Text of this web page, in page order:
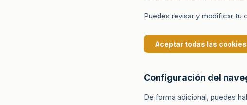
Puedes revisar y modificar tu
Aceptar todas las cookies
Configuración del
De forma adicional, puedes